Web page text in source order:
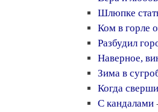
Шлюпке
Ком в горле
Разбудил
Наверное,
Зима в
Когда
С кандалами